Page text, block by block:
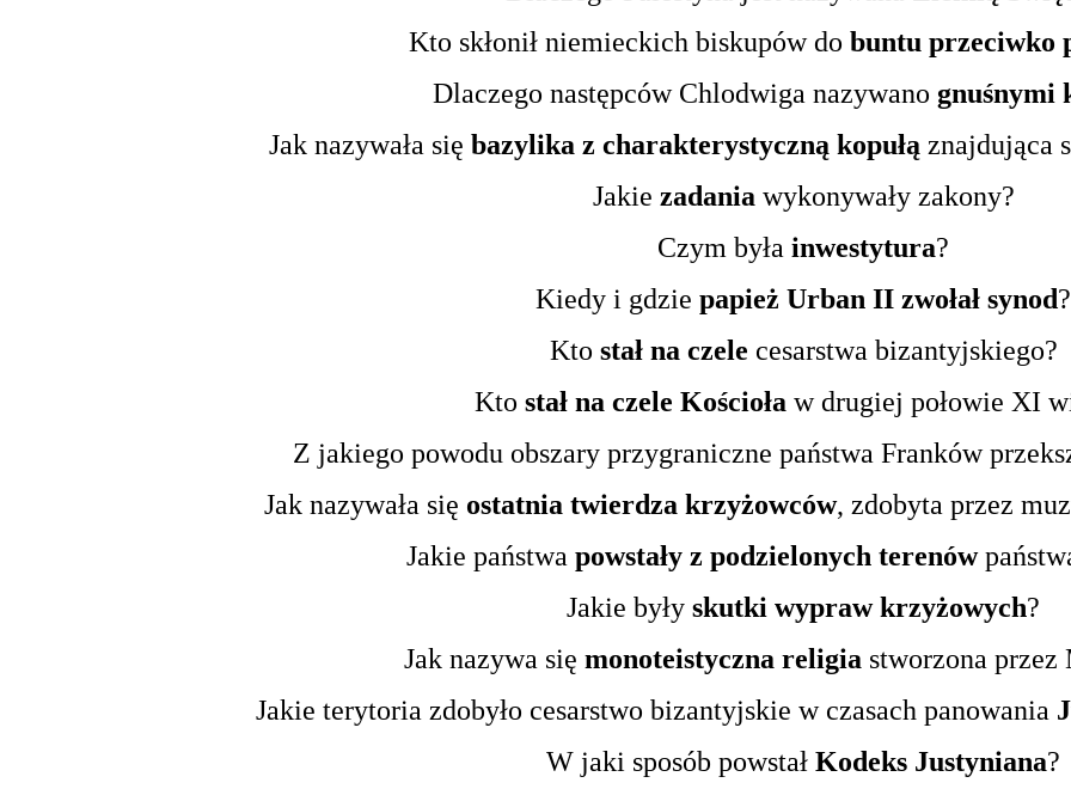
Kto skłonił niemieckich biskupów do buntu przeciwko
Dlaczego następców Chlodwiga nazywano gnuśnymi
Jak nazywała się bazylika z charakterystyczną kopułą znajdująca
Jakie zadania wykonywały zakony?
Czym była inwestytura?
Kiedy i gdzie papież Urban II zwołał synod?
Kto stał na czele cesarstwa bizantyjskiego?
Kto stał na czele Kościoła w drugiej połowie XI
Z jakiego powodu obszary przygraniczne państwa Franków
Jak nazywała się ostatnia twierdza krzyżowców, zdobyta przez
Jakie państwa powstały z podzielonych terenów
Jakie były skutki wypraw krzyżowych?
Jak nazywa się monoteistyczna religia stworzona przez
Jakie terytoria zdobyło cesarstwo bizantyjskie w czasach panowania
W jaki sposób powstał Kodeks Justyniana?